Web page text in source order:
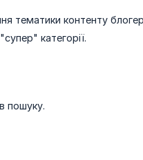
тематики контенту
категорії.
пошуку.